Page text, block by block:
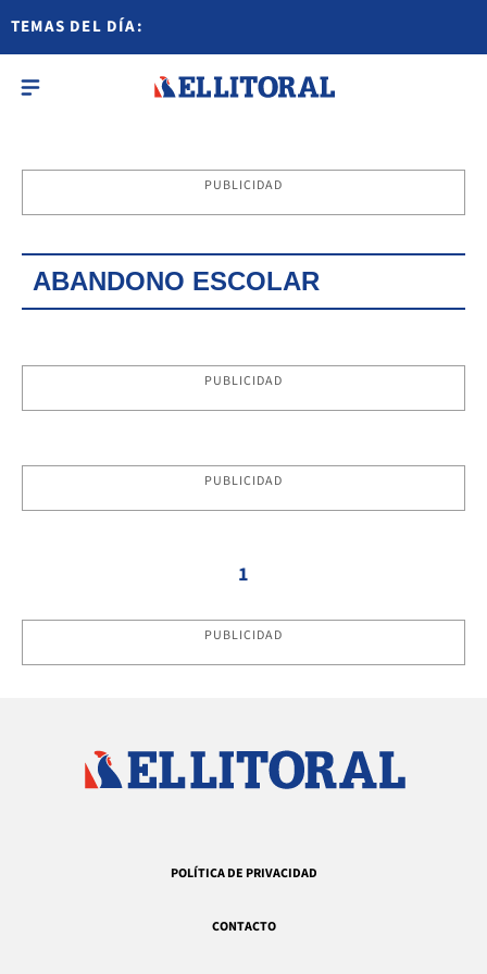
TEMAS DEL DÍA:
PUBLICIDAD
ABANDONO ESCOLAR
PUBLICIDAD
PUBLICIDAD
1
PUBLICIDAD
POLÍTICA DE PRIVACIDAD
CONTACTO